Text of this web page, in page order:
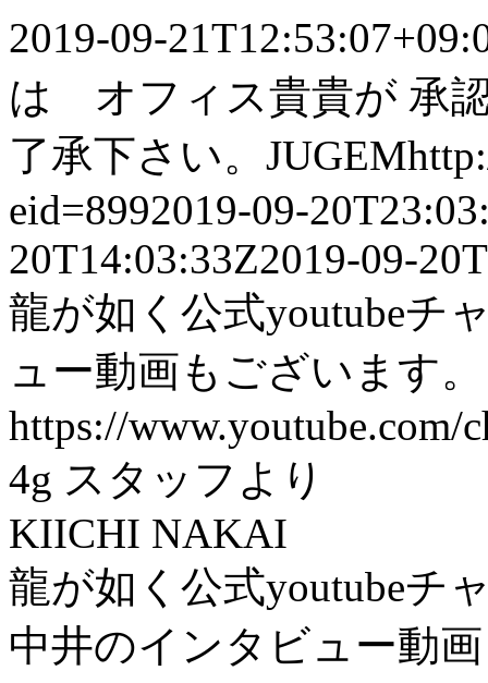
2019-09-
は オフィス貴貴が 承
了承下さい。 JUGEM
eid=8992019-09-
20T14:03:33Z2019-09-
龍が如く公式youtubeチ
ュー動画もございま
https://www.youtube.com/
4g スタッフより
KIICHI NAKAI
龍が如く公式youtubeチ
中井のインタビュー動